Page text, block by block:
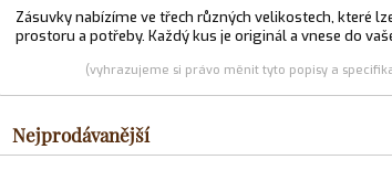
Zásuvky nabízíme ve třech různých velikostech, které
prostoru a potřeby. Každý kus je originál a vnese do
(vyhrazujeme si právo měnit tyto popisy a
Nejprodávanější